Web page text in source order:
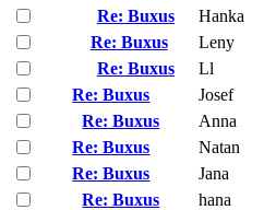
Re: Buxus
Hanka
Re: Buxus
Leny
Re: Buxus
Ll
Re: Buxus
Josef
Re: Buxus
Anna
Re: Buxus
Natan
Re: Buxus
Jana
Re: Buxus
hana